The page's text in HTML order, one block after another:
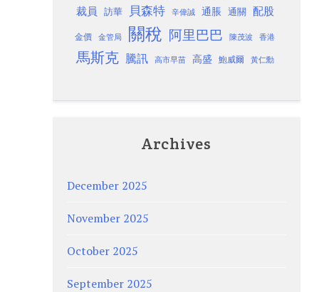
裁員 訪華 貝森特 辛偉誠 通脹 通關 配股
金價 金管局 關稅 阿里巴巴 陳茂波 香港
馬斯克 騰訊 高市早苗 高盛 鮑威爾 黃仁勳
Archives
December 2025
November 2025
October 2025
September 2025